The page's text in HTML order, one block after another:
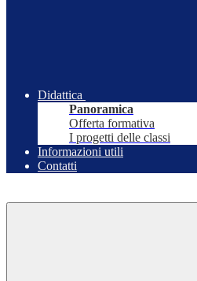
Didattica
Panoramica
Offerta formativa
I progetti delle classi
Informazioni utili
Contatti